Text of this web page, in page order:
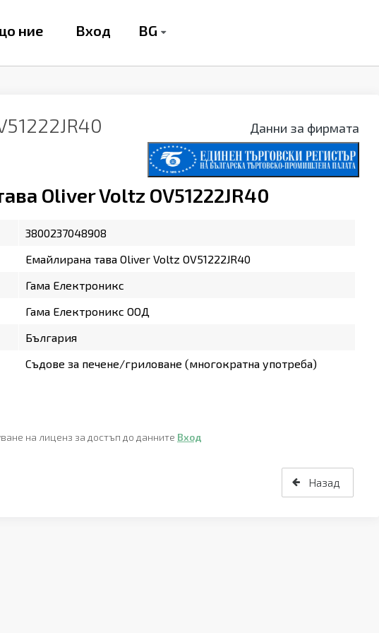
ние Вход BG
Данни за фирмата
Oliver Voltz OV51222JR40
3800237048908
Емайлирана тава Oliver Voltz OV51222JR40
Гама Електроникс
Гама Електроникс ООД
България
Съдове за печене/гриловане (многократна употреба)
на лиценз за достъп до данните Вход
Назад